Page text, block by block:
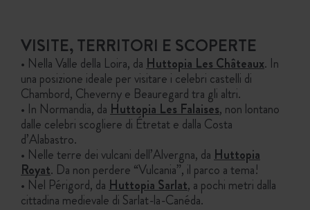
VISITE, TERRITORI E SCOPERTE
• Nella Valle della Loira, da Huttopia Les Châteaux. In
una posizione ideale per visitare i celebri castelli di
Chambord, Cheverny e Beauregard tra gli altri.
• In Normandia, da Huttopia Les Falaises, non lontano
dalle celebri scogliere di Étretat e dalla Costa
d’Alabastro.
• Nelle terre dei vulcani dell’Alvergna, da Huttopia
Royat. Da non perdere “Vulcania”, il parco a tema!
• Nel Périgord, da Huttopia Sarlat, a pochi metri dalla
cittadina medievale di Sarlat-la-Canéda.